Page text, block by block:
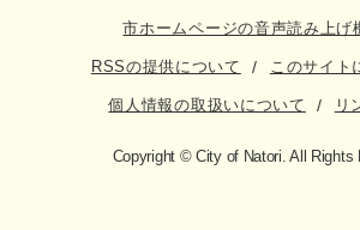
市ホームページの音声読み上げ
RSSの提供について このサイト
個人情報の取扱いについて リ
Copyright © City of Natori. All Rights